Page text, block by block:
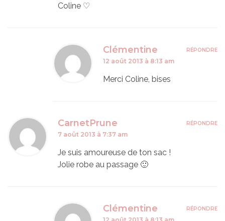
Coline ♡
Clémentine
12 août 2013 à 8:13 am
Merci Coline, bises
RÉPONDRE
CarnetPrune
7 août 2013 à 7:37 am
Je suis amoureuse de ton sac !
Jolie robe au passage 🙂
RÉPONDRE
Clémentine RÉPONDRE